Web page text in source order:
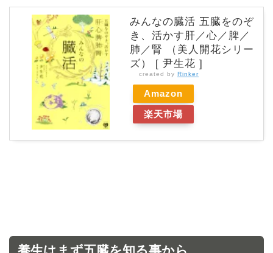
みんなの臓活 五臓をのぞ
き、活かす肝／心／脾／
肺／腎 （美人開花シリー
ズ） [ 尹生花 ]
created by Rinker
Amazon
楽天市場